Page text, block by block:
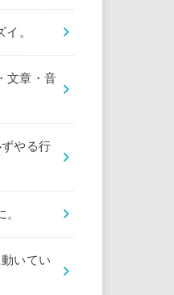
。
文章・音
やる行
いてい